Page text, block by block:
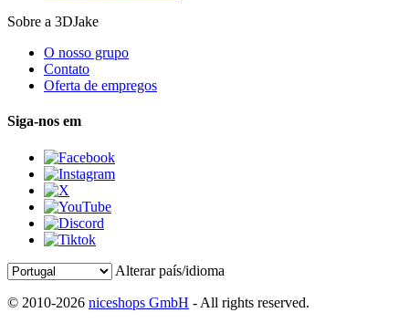
Sobre a 3DJake
O nosso grupo
Contato
Oferta de empregos
Siga-nos em
Alterar país/idioma
© 2010-2026 niceshops GmbH - All rights reserved.